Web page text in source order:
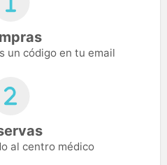
un código en tu email
al centro médico